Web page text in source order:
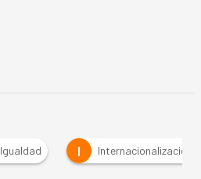
Igualdad I Internacionalización